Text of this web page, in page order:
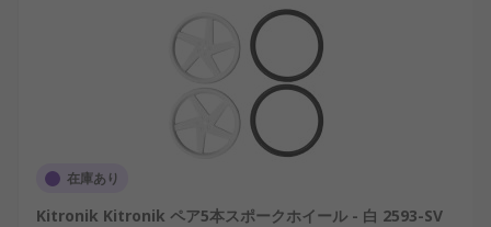
在庫あり
Kitronik Kitronik ペア5本スポークホイール - 白 2593-SV